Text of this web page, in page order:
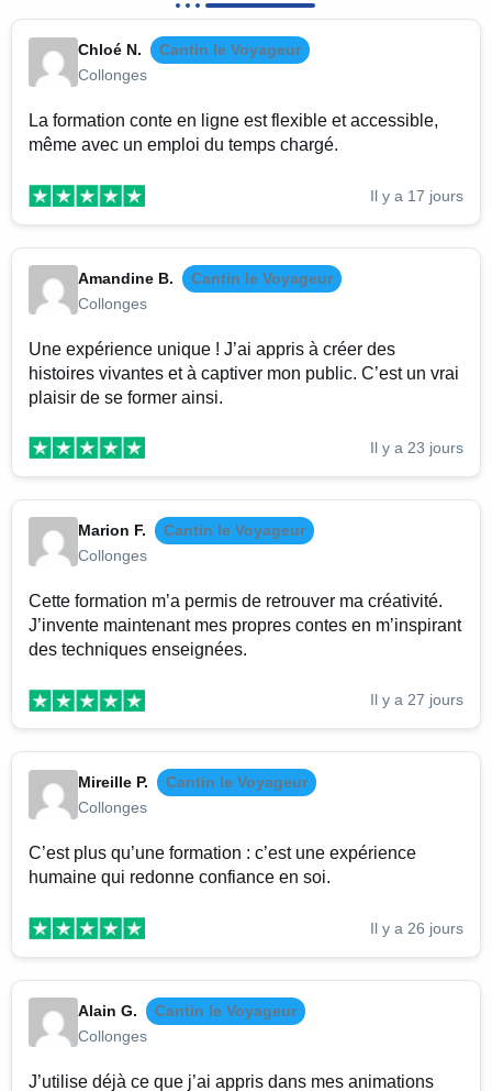
Chloé N.
Cantin le Voyageur
Collonges
La formation conte en ligne est flexible et accessible,
même avec un emploi du temps chargé.
Il y a 17 jours
Amandine B.
Cantin le Voyageur
Collonges
Une expérience unique ! J’ai appris à créer des
histoires vivantes et à captiver mon public. C’est un vrai
plaisir de se former ainsi.
Il y a 23 jours
Marion F.
Cantin le Voyageur
Collonges
Cette formation m’a permis de retrouver ma créativité.
J’invente maintenant mes propres contes en m’inspirant
des techniques enseignées.
Il y a 27 jours
Mireille P.
Cantin le Voyageur
Collonges
C’est plus qu’une formation : c’est une expérience
humaine qui redonne confiance en soi.
Il y a 26 jours
Alain G.
Cantin le Voyageur
Collonges
J’utilise déjà ce que j’ai appris dans mes animations